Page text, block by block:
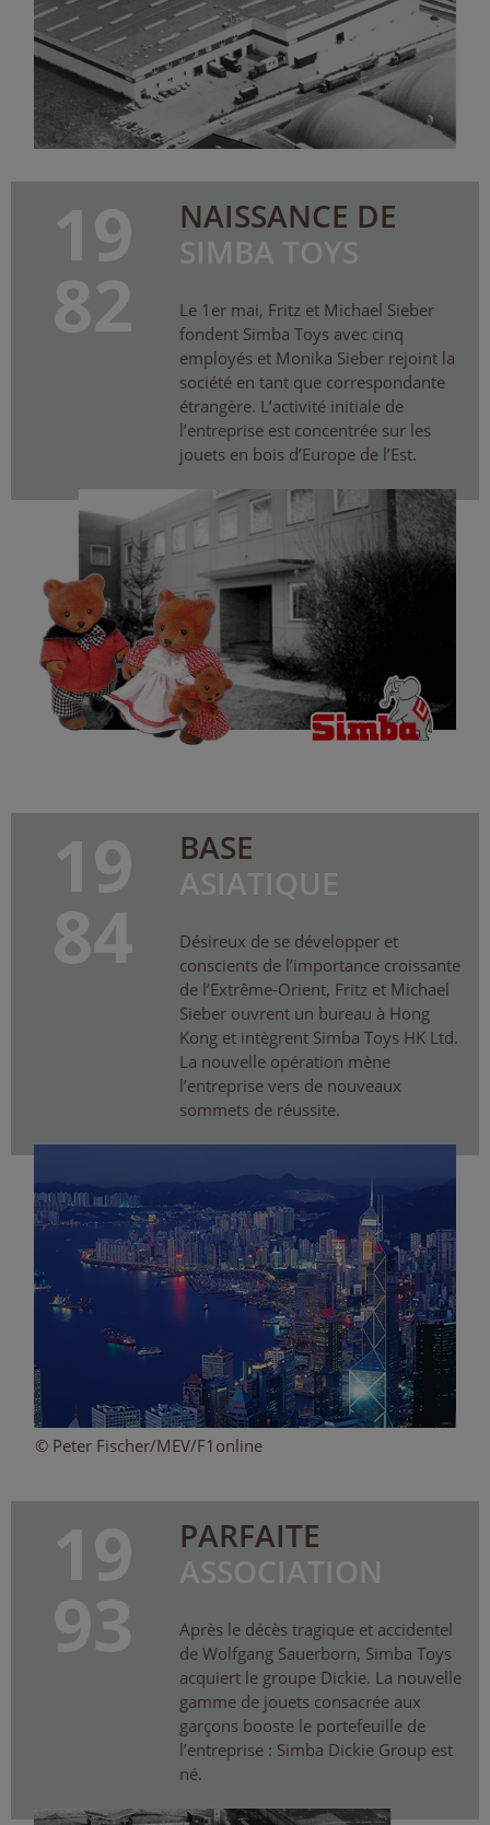
19
82
NAISSANCE DE
SIMBA TOYS
Le 1er mai, Fritz et Michael Sieber
fondent Simba Toys avec cinq
employés et Monika Sieber rejoint la
société en tant que correspondante
étrangère. L’activité initiale de
l’entreprise est concentrée sur les
jouets en bois d’Europe de l’Est.
19
84
BASE
ASIATIQUE
Désireux de se développer et
conscients de l’importance croissante
de l’Extrême-Orient, Fritz et Michael
Sieber ouvrent un bureau à Hong
Kong et intègrent Simba Toys HK Ltd.
La nouvelle opération mène
l’entreprise vers de nouveaux
sommets de réussite.
© Peter Fischer/MEV/F1online
19
93
PARFAITE
ASSOCIATION
Après le décès tragique et accidentel
de Wolfgang Sauerborn, Simba Toys
acquiert le groupe Dickie. La nouvelle
gamme de jouets consacrée aux
garçons booste le portefeuille de
l’entreprise : Simba Dickie Group est
né.